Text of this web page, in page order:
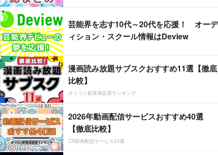
芸能界を志す10代～20代を応援！ オーデ
ィション・スクール情報はDeview
漫画読み放題サブスクおすすめ11選【徹底
比較】
オリコン顧客満足度ランキング
2026年動画配信サービスおすすめ40選
【徹底比較】
CS動画配信サービス20選